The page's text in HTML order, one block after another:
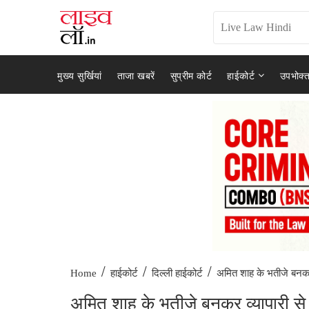
मुख्य सुर्खियां ताजा खबरें सुप्रीम कोर्ट हाईकोर्ट
Home / हाईकोर्ट / दिल्ली हाईकोर्ट / अमित शाह के भतीजे
अमित शाह के भतीजे बनकर व्यापारी